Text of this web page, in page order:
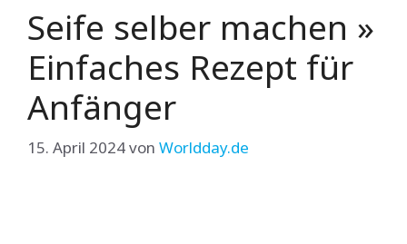
Seife selber machen »
Einfaches Rezept für
Anfänger
15. April 2024von Worldday.de